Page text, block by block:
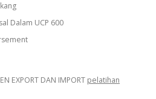
Dalam UCP 600
EXPORT DAN IMPORT pelatihan